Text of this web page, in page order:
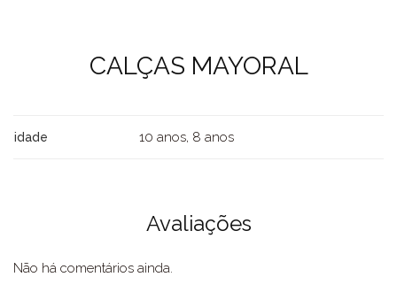
CALÇAS MAYORAL
idade 10 anos, 8 anos
Avaliações
Não há comentários ainda.